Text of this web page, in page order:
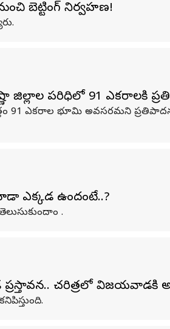
బెట్టింగ్ నిర్వహణ!
జిల్లాల పరిధిలో 91 ఎకరాలకి
91 ఎకరాల భూమి అవసరమని
ఎక్కడ ఉందంటే..?
.
చరిత్రలో విజయవాడకి